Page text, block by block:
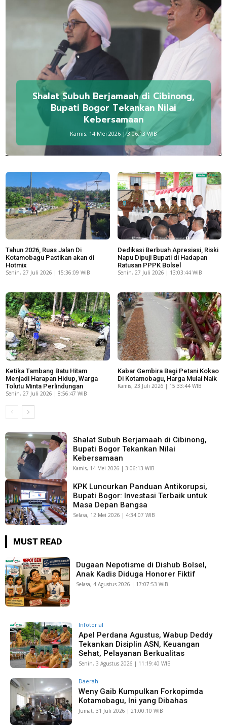
Shalat Subuh Berjamaah di Cibinong,
Bupati Bogor Tekankan Nilai
Kebersamaan
Kamis, 14 Mei 2026 | 3:06:13 WIB
Tahun 2026, Ruas Jalan Di
Kotamobagu Pastikan akan di
Hotmix
Senin, 27 Juli 2026 | 15:36:09 WIB
Dedikasi Berbuah Apresiasi, Riski
Napu Dipuji Bupati di Hadapan
Ratusan PPPK Bolsel
Senin, 27 Juli 2026 | 13:03:44 WIB
Ketika Tambang Batu Hitam
Menjadi Harapan Hidup, Warga
Tolutu Minta Perlindungan
Senin, 27 Juli 2026 | 8:56:47 WIB
Kabar Gembira Bagi Petani Kokao
Di Kotamobagu, Harga Mulai Naik
Kamis, 23 Juli 2026 | 15:33:44 WIB
Shalat Subuh Berjamaah di Cibinong,
Bupati Bogor Tekankan Nilai
Kebersamaan
Kamis, 14 Mei 2026 | 3:06:13 WIB
KPK Luncurkan Panduan Antikorupsi,
Bupati Bogor: Investasi Terbaik untuk
Masa Depan Bangsa
Selasa, 12 Mei 2026 | 4:34:07 WIB
MUST READ
Dugaan Nepotisme di Dishub Bolsel,
Anak Kadis Diduga Honorer Fiktif
Selasa, 4 Agustus 2026 | 17:07:53 WIB
Infotorial
Apel Perdana Agustus, Wabup Deddy
Tekankan Disiplin ASN, Keuangan
Sehat, Pelayanan Berkualitas
Senin, 3 Agustus 2026 | 11:19:40 WIB
Daerah
Weny Gaib Kumpulkan Forkopimda
Kotamobagu, Ini yang Dibahas
Jumat, 31 Juli 2026 | 21:00:10 WIB